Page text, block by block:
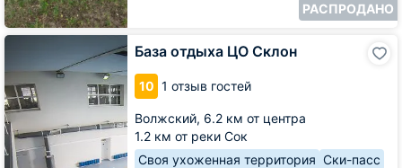
РАСПРОДАНО
База отдыха ЦО Склон
10 1 отзыв гостей
Волжский, 6.2 км от центра
1.2 км от реки Сок
Своя ухоженная территория Ски-пасс
База
ЦО
Склон